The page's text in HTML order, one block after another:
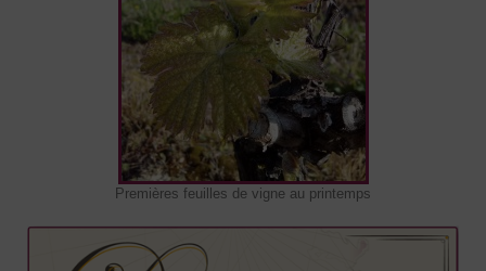
Premières feuilles de vigne au printemps